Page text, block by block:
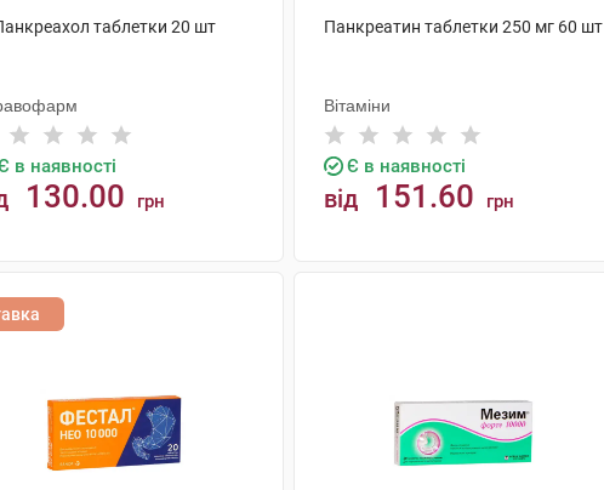
таблетки 20 шт
в наявності
130.00 грн
Панкреатин таблетки 250 мг 60 шт
Вітаміни
Є в наявності
від 151.60 грн